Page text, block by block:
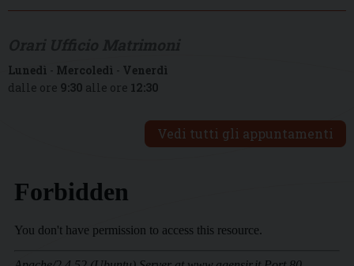
Lunedì - Mercoledì - Venerdì
dalle ore 9:30 alle ore 12:30
Vedi tutti gli appuntamenti